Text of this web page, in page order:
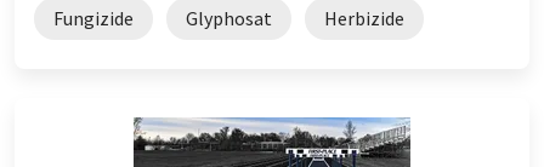
Fungizide Glyphosat Herbizide